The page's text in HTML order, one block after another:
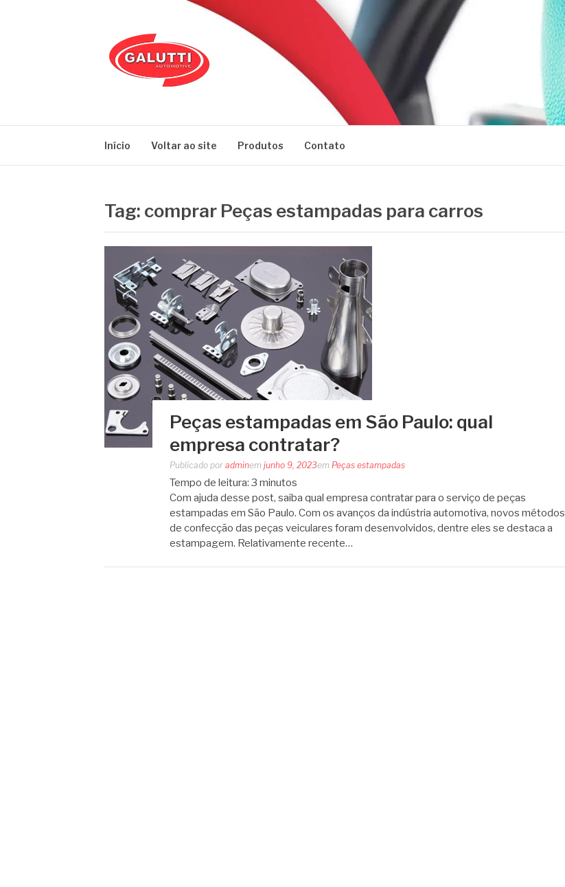
Início Voltar ao site Produtos Contato
Tag: comprar Peças estampadas para carros
Peças estampadas em São Paulo: qual
empresa contratar?
Publicado por adminem junho 9, 2023em Peças estampadas
Tempo de leitura: 3 minutos
Com ajuda desse post, saiba qual empresa contratar para o serviço de peças
estampadas em São Paulo. Com os avanços da indústria automotiva, novos métodos
de confecção das peças veiculares foram desenvolvidos, dentre eles se destaca a
estampagem. Relativamente recente…